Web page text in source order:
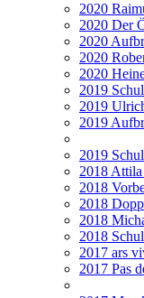
2020
2020 Der
2020
2020
2020
2019
2019
2019
2019
2018
2018
2018
2018
2018
2017 ars
2017 Pas